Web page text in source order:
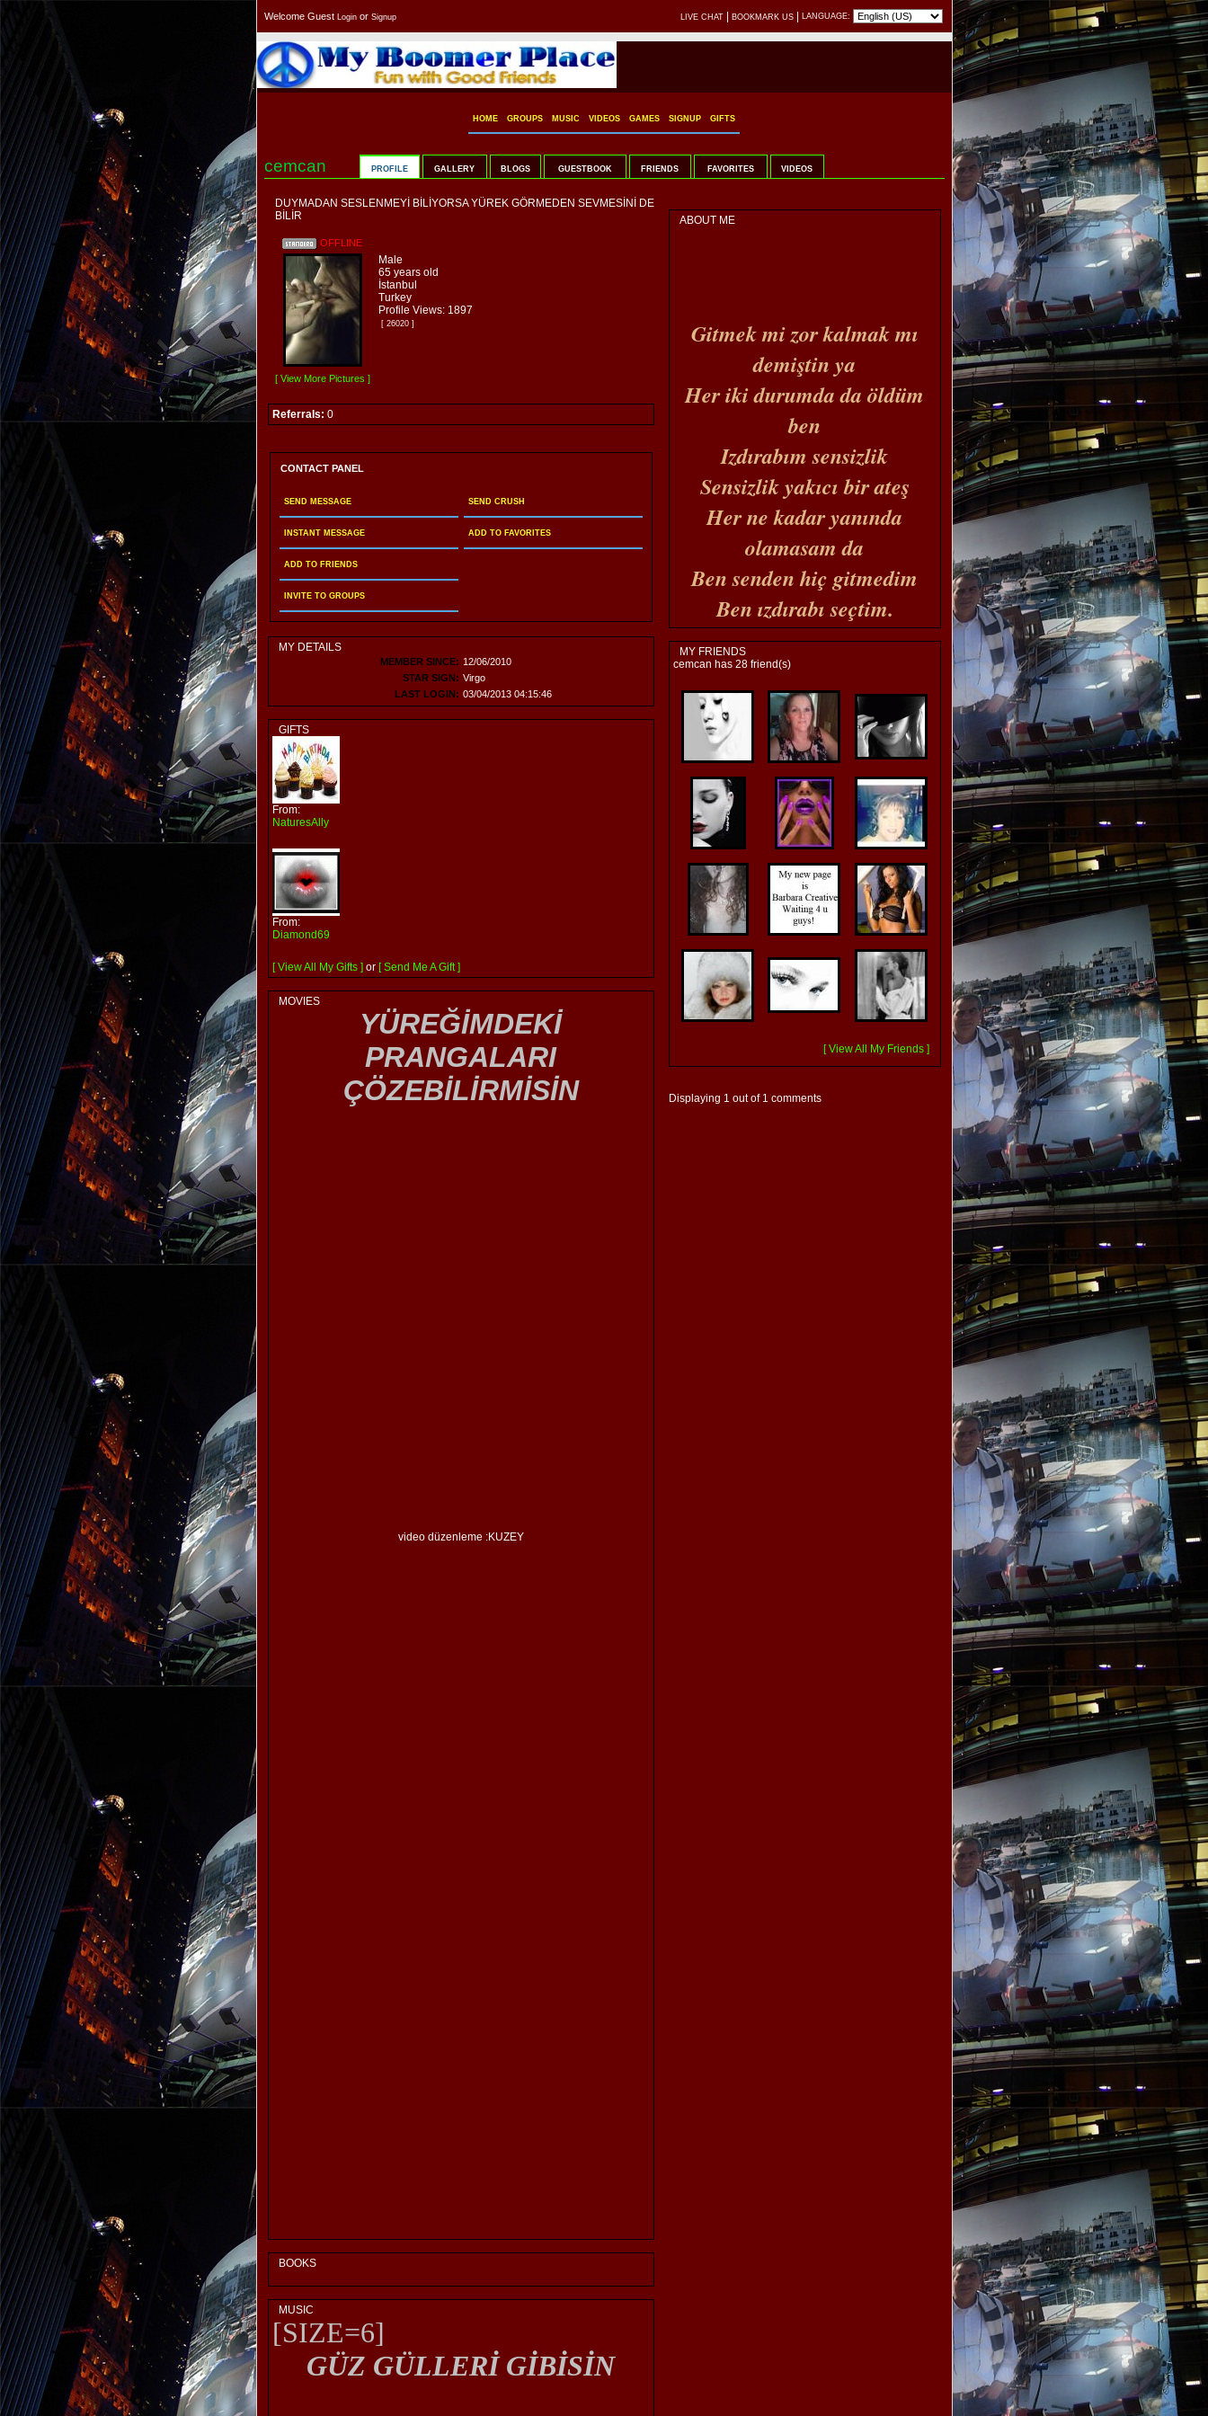
Welcome Guest Loginor Signup LIVE CHAT BOOKMARK US LANGUAGE:
HOME GROUPS MUSIC VIDEOS GAMES SIGNUP GIFTS
cemcan PROFILE GALLERY BLOGS GUESTBOOK FRIENDS FAVORITES VIDEOS
DUYMADAN SESLENMEYİ BİLİYORSA YÜREK GÖRMEDEN SEVMESİNİ DE
BİLİR
OFFLINE
[ View More Pictures ]
Male
65 years old
İstanbul
Turkey
Profile Views: 1897
[ 26020 ]
Referrals: 0
CONTACT PANEL
SEND MESSAGE
INSTANT MESSAGE
ADD TO FRIENDS
INVITE TO GROUPS
SEND CRUSH
ADD TO FAVORITES
MY DETAILS
MEMBER SINCE: 12/06/2010
STAR SIGN: Virgo
LAST LOGIN: 03/04/2013 04:15:46
GIFTS
From:
NaturesAlly
From:
Diamond69
[ View All My Gifts ] or [ Send Me A Gift ]
MOVIES
YÜREĞİMDEKİ
PRANGALARI
ÇÖZEBİLİRMİSİN
video düzenleme :KUZEY
BOOKS
MUSIC
[SIZE=6]
GÜZ GÜLLERİ GİBİSİN
ABOUT ME
Gitmek mi zor kalmak mı
demiştin ya
Her iki durumda da öldüm
ben
Izdırabım sensizlik
Sensizlik yakıcı bir ateş
Her ne kadar yanında
olamasam da
Ben senden hiç gitmedim
Ben ızdırabı seçtim.
MY FRIENDS
cemcan has 28 friend(s)
[ View All My Friends ]
Displaying 1 out of 1 comments